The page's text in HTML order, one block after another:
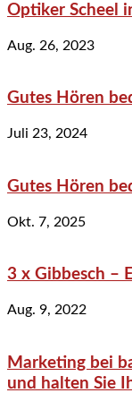
Optiker Scheel
Aug. 26, 2023
Gutes Hören
Juli 23, 2024
Gutes Hören
Okt. 7, 2025
3 x Gibbesch –
Aug. 9, 2022
Marketing bei
und halten Sie